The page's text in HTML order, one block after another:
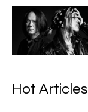
Hot Articles